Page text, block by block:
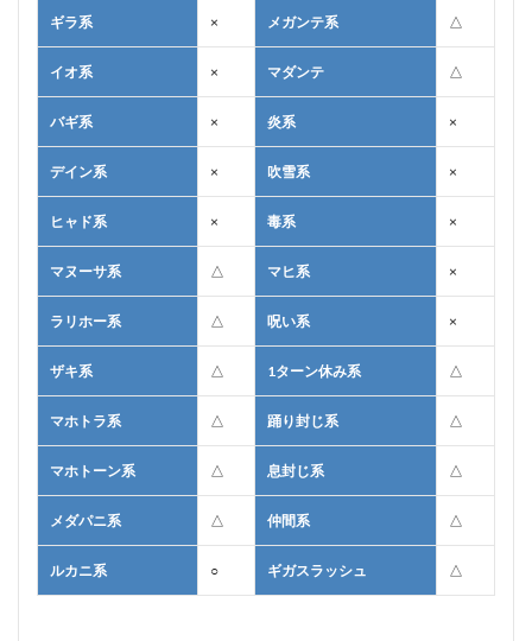
ギラ系 × メガンテ系 △
イオ系 × マダンテ △
バギ系 × 炎系 ×
デイン系 × 吹雪系 ×
ヒャド系 × 毒系 ×
マヌーサ系 △ マヒ系 ×
ラリホー系 △ 呪い系 ×
ザキ系 △ 1ターン休み系 △
マホトラ系 △ 踊り封じ系 △
マホトーン系 △ 息封じ系 △
メダパニ系 △ 仲間系 △
ルカニ系 ○ ギガスラッシュ △